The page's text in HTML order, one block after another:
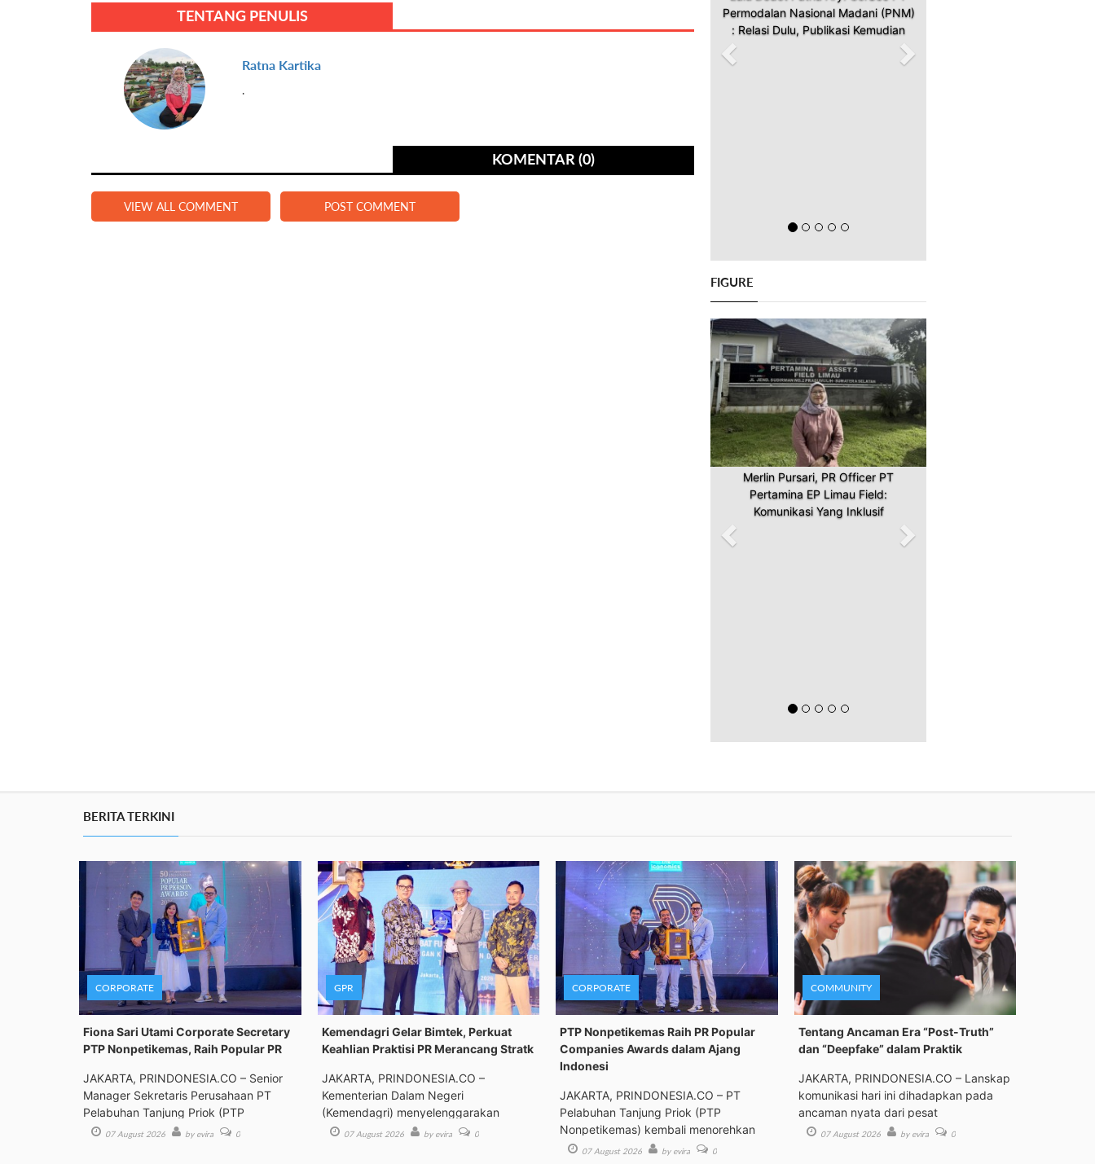
TENTANG PENULIS
Ratna Kartika
.
KOMENTAR (0)
VIEW ALL COMMENT POST COMMENT
Permodalan Nasional Madani (PNM)
: Relasi Dulu, Publikasi Kemudian
FIGURE
Merlin Pursari, PR Officer PT
Pertamina EP Limau Field:
Komunikasi Yang Inklusif
Previous Next
BERITA TERKINI
CORPORATE
Fiona Sari Utami Corporate Secretary
PTP Nonpetikemas, Raih Popular PR
JAKARTA, PRINDONESIA.CO – Senior
Manager Sekretaris Perusahaan PT
Pelabuhan Tanjung Priok (PTP
07 August 2026 by evira 0
GPR
Kemendagri Gelar Bimtek, Perkuat
Keahlian Praktisi PR Merancang Stratk
JAKARTA, PRINDONESIA.CO –
Kementerian Dalam Negeri
(Kemendagri) menyelenggarakan
Bimbingan Tek
07 August 2026 by evira 0
CORPORATE
PTP Nonpetikemas Raih PR Popular
Companies Awards dalam Ajang
Indonesi
JAKARTA, PRINDONESIA.CO – PT
Pelabuhan Tanjung Priok (PTP
Nonpetikemas) kembali menorehkan
pre 07 August 2026 by evira 0
COMMUNITY
Tentang Ancaman Era “Post-Truth”
dan “Deepfake” dalam Praktik
JAKARTA, PRINDONESIA.CO – Lanskap
komunikasi hari ini dihadapkan pada
ancaman nyata dari pesat
07 August 2026 by evira 0